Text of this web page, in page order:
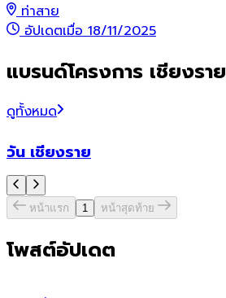
ท่าสาย
อัปเดตเมื่อ 18/11/2025
แบรนด์โครงการ เชียงราย
ดูทั้งหมด
วัน เชียงราย
หน้าแรก 1 หน้าสุดท้าย
โพสต์อัปเดต